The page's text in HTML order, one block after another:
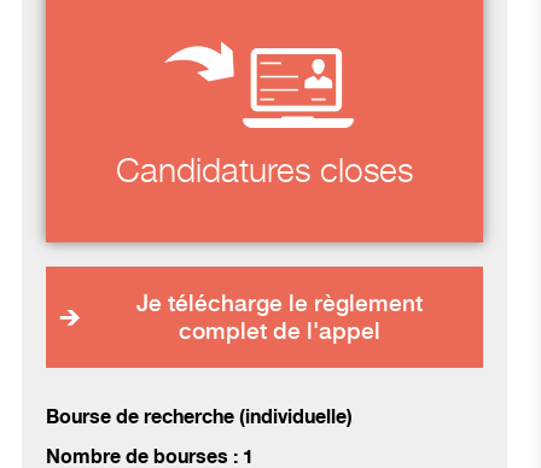
Candidatures closes
Je télécharge le règlement
complet de l'appel
Bourse de recherche (individuelle)
Nombre de bourses : 1